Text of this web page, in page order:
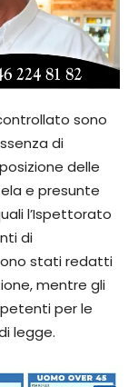
sono
di
delle
e presunte
l’Ispettorato
di
stati redatti
mentre gli
per le
legge.